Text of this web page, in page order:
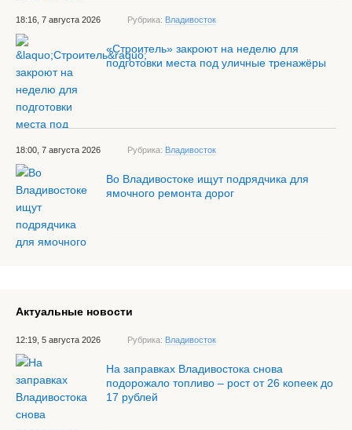
18:16, 7 августа 2026 Рубрика: Владивосток
«Строитель» закроют на неделю для
подготовки места под уличные тренажёры
18:00, 7 августа 2026 Рубрика: Владивосток
Во Владивостоке ищут подрядчика для
ямочного ремонта дорог
Актуальные новости
12:19, 5 августа 2026 Рубрика: Владивосток
На заправках Владивостока снова
подорожало топливо – рост от 26 копеек до
17 рублей